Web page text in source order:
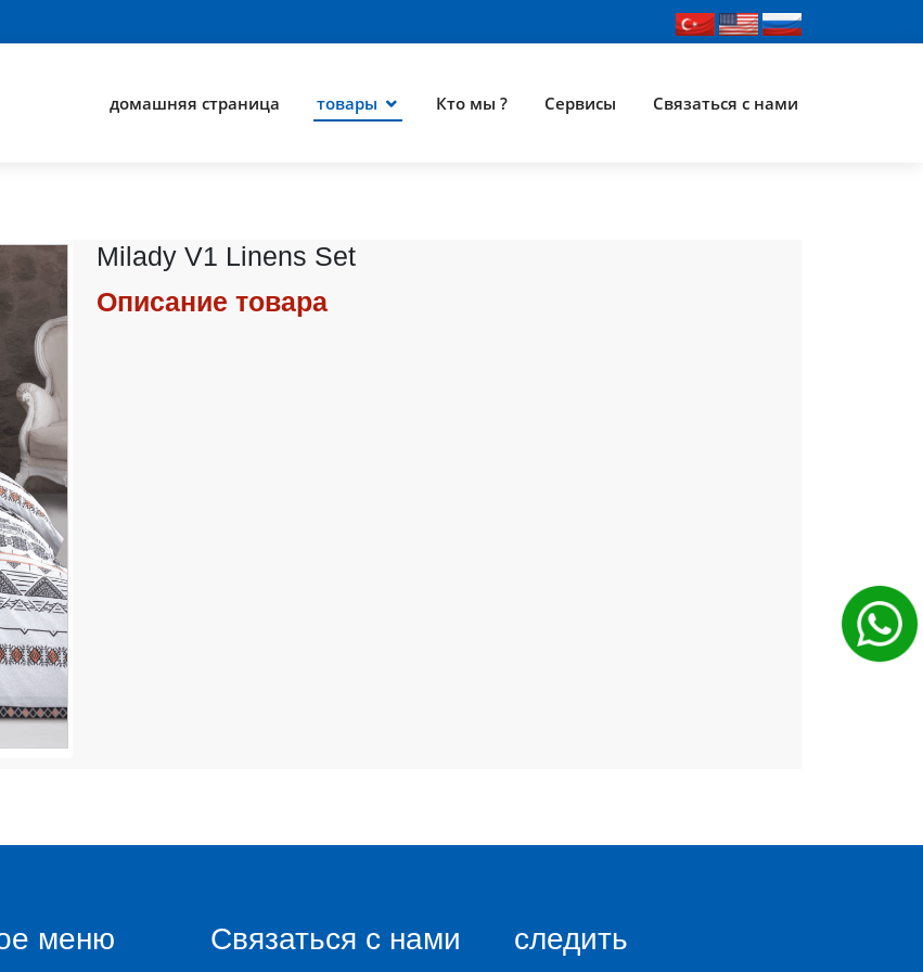
домашняя страница товары Кто мы ? Сервисы Связаться с нами
Milady V1 Linens Set
Описание товара
меню Связаться с нами следить